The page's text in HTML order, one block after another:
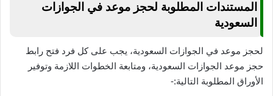
المستندات المطلوبة لحجز موعد في الجوازات
السعودية
لحجز موعد في الجوازات السعودية، يجب على كل فرد فتح رابط
حجز موعد الجوازات السعودية، ومتابعة الخطوات اللازمة وتوفير
الأوراق المطلوبة التالية:-